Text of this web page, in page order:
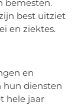
bemesten.
best uitziet
en ziektes.
en
hun diensten
hele jaar